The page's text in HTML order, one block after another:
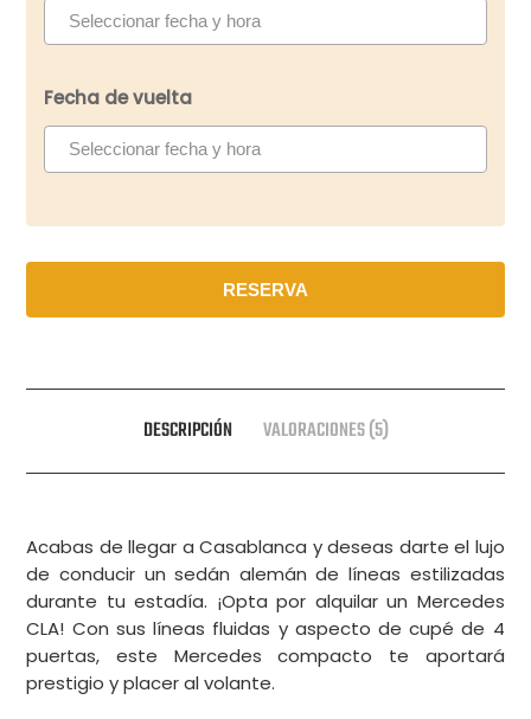
Fecha de vuelta
RESERVA
DESCRIPCIÓN VALORACIONES (5)
Acabas de llegar a Casablanca y deseas darte el lujo
de conducir un sedán alemán de líneas estilizadas
durante tu estadía. ¡Opta por alquilar un Mercedes
CLA! Con sus líneas fluidas y aspecto de cupé de 4
puertas, este Mercedes compacto te aportará
prestigio y placer al volante.